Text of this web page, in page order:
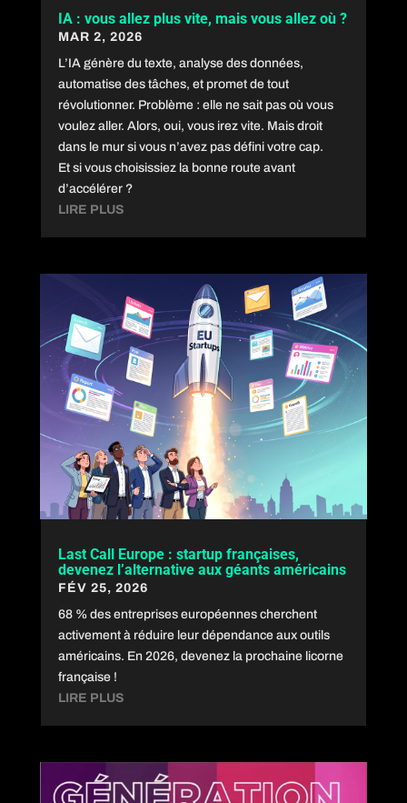
IA : vous allez plus vite, mais vous allez où ?
MAR 2, 2026
L’IA génère du texte, analyse des données,
automatise des tâches, et promet de tout
révolutionner. Problème : elle ne sait pas où vous
voulez aller. Alors, oui, vous irez vite. Mais droit
dans le mur si vous n’avez pas défini votre cap.
Et si vous choisissiez la bonne route avant
d’accélérer ?
LIRE PLUS
Last Call Europe : startup françaises,
devenez l’alternative aux géants américains
FÉV 25, 2026
68 % des entreprises européennes cherchent
activement à réduire leur dépendance aux outils
américains. En 2026, devenez la prochaine licorne
française !
LIRE PLUS